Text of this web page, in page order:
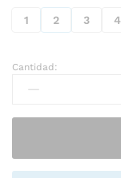
1 2 3 4
Mesa
central
con
sala
Cantidad: